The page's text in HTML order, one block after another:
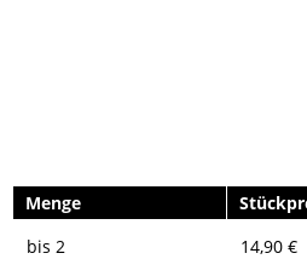
Menge
bis 2 14,90 €